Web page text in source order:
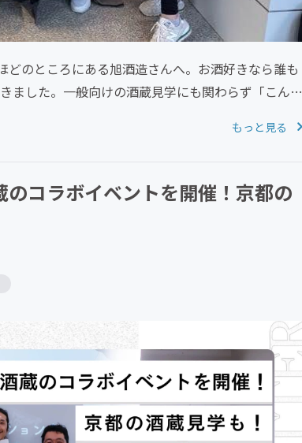
のところにある旭酒造さんへ。お酒好きなら誰も
ました。一般向けの酒蔵見学にも関わらず「こんな
もっと見る
コラボイベントを開催！京都の